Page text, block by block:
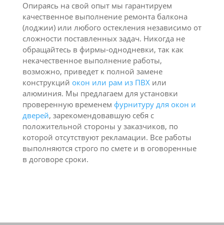
Опираясь на свой опыт мы гарантируем
качественное выполнение ремонта балкона
(лоджии) или любого остекления независимо от
сложности поставленных задач. Никогда не
обращайтесь в фирмы-однодневки, так как
некачественное выполнение работы,
возможно, приведет к полной замене
конструкций окон или рам из ПВХили
алюминия. Мы предлагаем для установки
проверенную временем фурнитуру для окон и
дверей, зарекомендовавшую себя с
положительной стороны у заказчиков, по
которой отсутствуют рекламации. Все работы
выполняются строго по смете и в оговоренные
в договоре сроки.